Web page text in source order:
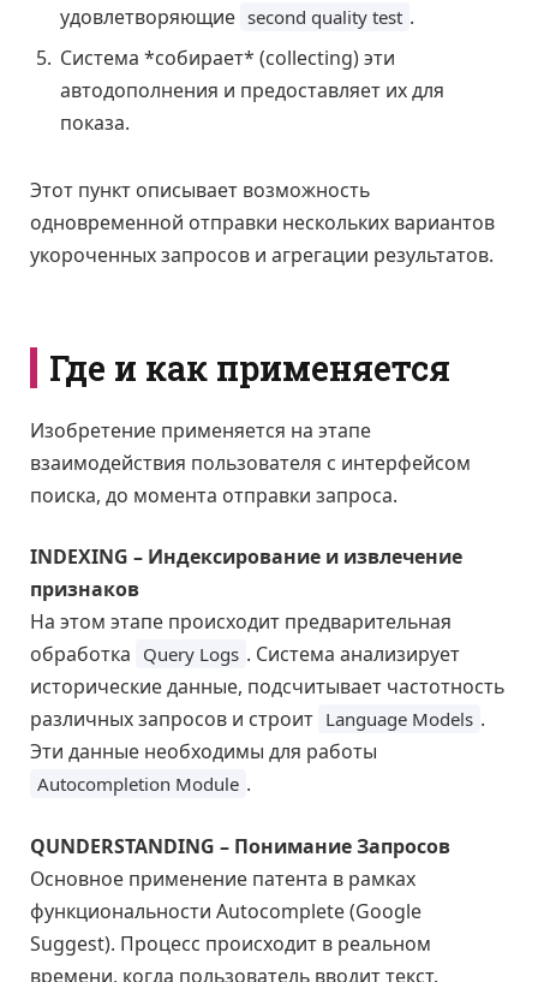
удовлетворяющие second quality test .
Система *собирает* (collecting) эти
автодополнения и предоставляет их для
показа.
Этот пункт описывает возможность
одновременной отправки нескольких вариантов
укороченных запросов и агрегации результатов.
Где и как применяется
Изобретение применяется на этапе
взаимодействия пользователя с интерфейсом
поиска, до момента отправки запроса.
INDEXING – Индексирование и извлечение
признаков
На этом этапе происходит предварительная
обработка Query Logs . Система анализирует
исторические данные, подсчитывает частотность
различных запросов и строит Language Models .
Эти данные необходимы для работы
Autocompletion Module .
QUNDERSTANDING – Понимание Запросов
Основное применение патента в рамках
функциональности Autocomplete (Google
Suggest). Процесс происходит в реальном
времени, когда пользователь вводит текст.